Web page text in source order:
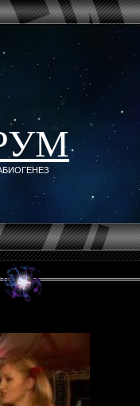
АБИОГЕНЕЗ